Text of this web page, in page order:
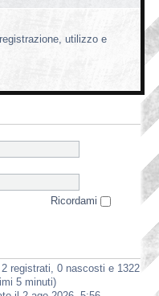
utilizzo e
Ricordami
registrati, 0 nascosti e 1322
5 minuti)